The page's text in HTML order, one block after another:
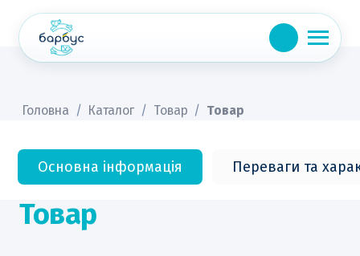
content
Головна / Каталог / Товар / Товар
Основна інформація Переваги та
Товар